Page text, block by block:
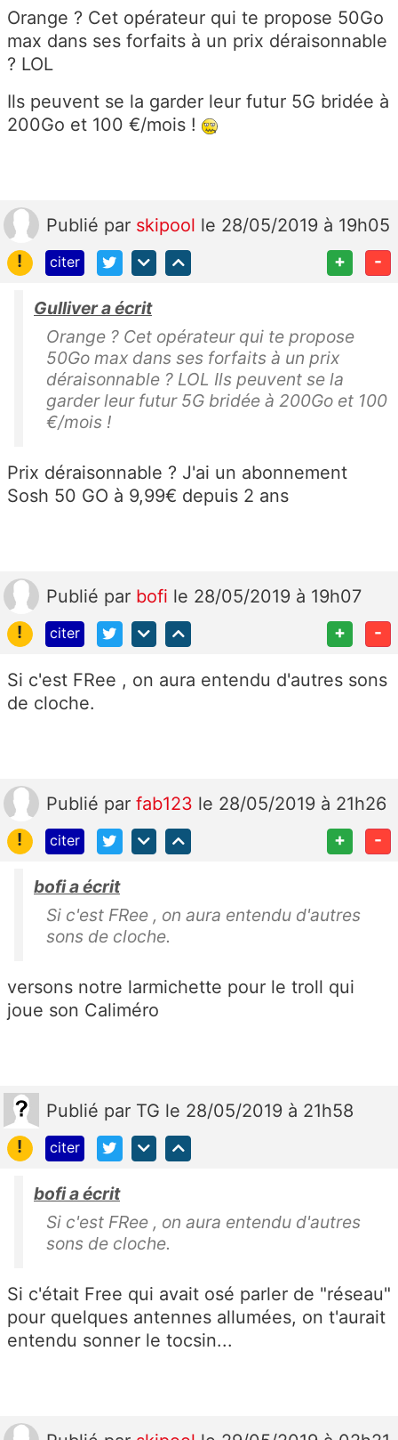
Orange ? Cet opérateur qui te propose 50Go
max dans ses forfaits à un prix déraisonnable
? LOL
Ils peuvent se la garder leur futur 5G bridée à
200Go et 100 €/mois !
Publié par skipool le 28/05/2019 à 19h05
!
citer + -
Gulliver a écrit
Orange ? Cet opérateur qui te propose
50Go max dans ses forfaits à un prix
déraisonnable ? LOL Ils peuvent se la
garder leur futur 5G bridée à 200Go et 100
€/mois !
Prix déraisonnable ? J'ai un abonnement
Sosh 50 GO à 9,99€ depuis 2 ans
Publié par bofi le 28/05/2019 à 19h07
!
citer + -
Si c'est FRee , on aura entendu d'autres sons
de cloche.
Publié par fab123 le 28/05/2019 à 21h26
!
citer + -
bofi a écrit
Si c'est FRee , on aura entendu d'autres
sons de cloche.
versons notre larmichette pour le troll qui
joue son Caliméro
Publié par TG le 28/05/2019 à 21h58
!
citer
bofi a écrit
Si c'est FRee , on aura entendu d'autres
sons de cloche.
Si c'était Free qui avait osé parler de "réseau"
pour quelques antennes allumées, on t'aurait
entendu sonner le tocsin...